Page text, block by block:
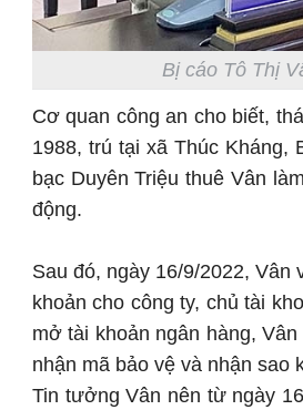
Bị cáo Tô Thị
Cơ quan công an cho biết,
1988, trú tại xã Thúc Kháng,
bạc Duyên Triệu thuê Vân
động.
Sau đó, ngày 16/9/2022, Vân
khoản cho công ty, chủ tài
mở tài khoản ngân hàng,
nhận mã bảo vệ và nhận sao
Tin tưởng Vân nên từ ngày